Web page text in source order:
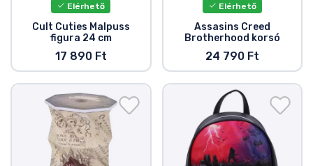
Elérhető
Cult Cuties Malpuss
figura 24 cm
17 890 Ft
Elérhető
Assasins Creed
Brotherhood korsó
24 790 Ft